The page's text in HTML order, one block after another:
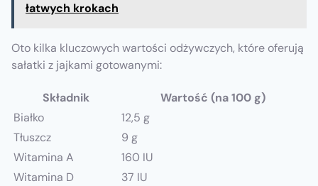
łatwych krokach
Oto kilka kluczowych wartości odżywczych, które oferują
sałatki z jajkami gotowanymi:
Składnik
Wartość (na 100 g)
Białko
12,5 g
Tłuszcz
9 g
Witamina A
160 IU
Witamina D
37 IU